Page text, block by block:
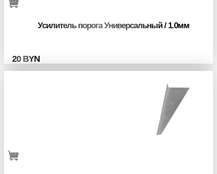
Усилитель порога Универсальный / 1.0мм
20 BYN